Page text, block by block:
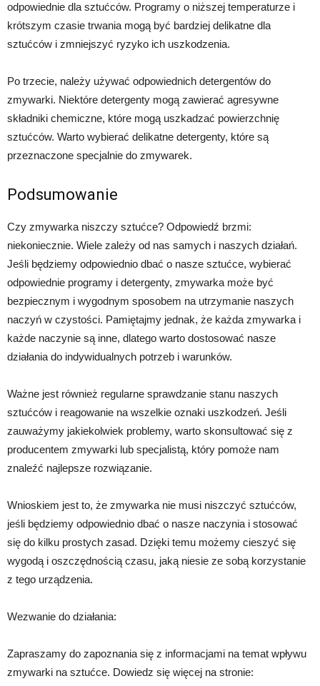
odpowiednie dla sztućców. Programy o niższej temperaturze i
krótszym czasie trwania mogą być bardziej delikatne dla
sztućców i zmniejszyć ryzyko ich uszkodzenia.
Po trzecie, należy używać odpowiednich detergentów do
zmywarki. Niektóre detergenty mogą zawierać agresywne
składniki chemiczne, które mogą uszkadzać powierzchnię
sztućców. Warto wybierać delikatne detergenty, które są
przeznaczone specjalnie do zmywarek.
Podsumowanie
Czy zmywarka niszczy sztućce? Odpowiedź brzmi:
niekoniecznie. Wiele zależy od nas samych i naszych działań.
Jeśli będziemy odpowiednio dbać o nasze sztućce, wybierać
odpowiednie programy i detergenty, zmywarka może być
bezpiecznym i wygodnym sposobem na utrzymanie naszych
naczyń w czystości. Pamiętajmy jednak, że każda zmywarka i
każde naczynie są inne, dlatego warto dostosować nasze
działania do indywidualnych potrzeb i warunków.
Ważne jest również regularne sprawdzanie stanu naszych
sztućców i reagowanie na wszelkie oznaki uszkodzeń. Jeśli
zauważymy jakiekolwiek problemy, warto skonsultować się z
producentem zmywarki lub specjalistą, który pomoże nam
znaleźć najlepsze rozwiązanie.
Wnioskiem jest to, że zmywarka nie musi niszczyć sztućców,
jeśli będziemy odpowiednio dbać o nasze naczynia i stosować
się do kilku prostych zasad. Dzięki temu możemy cieszyć się
wygodą i oszczędnością czasu, jaką niesie ze sobą korzystanie
z tego urządzenia.
Wezwanie do działania:
Zapraszamy do zapoznania się z informacjami na temat wpływu
zmywarki na sztućce. Dowiedz się więcej na stronie: